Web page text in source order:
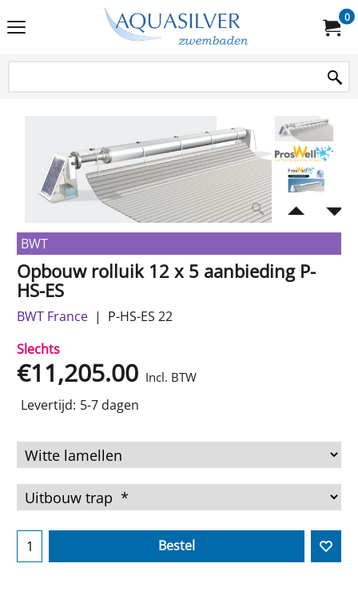
0
BWT
Opbouw rolluik 12 x 5 aanbieding P-
HS-ES
BWT France
P-HS-ES 22
Slechts
€11,205.00 Incl. BTW
Levertijd: 5-7 dagen
Bestel